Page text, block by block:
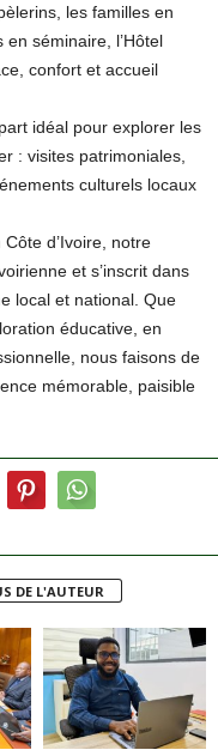
les familles en
séminaire, l’Hôtel
confort et accueil
idéal pour explorer les
: visites patrimoniales,
culturels locaux
d’Ivoire, notre
et s’inscrit dans
local et national. Que
éducative, en
nous faisons de
mémorable, paisible
DE L'AUTEUR